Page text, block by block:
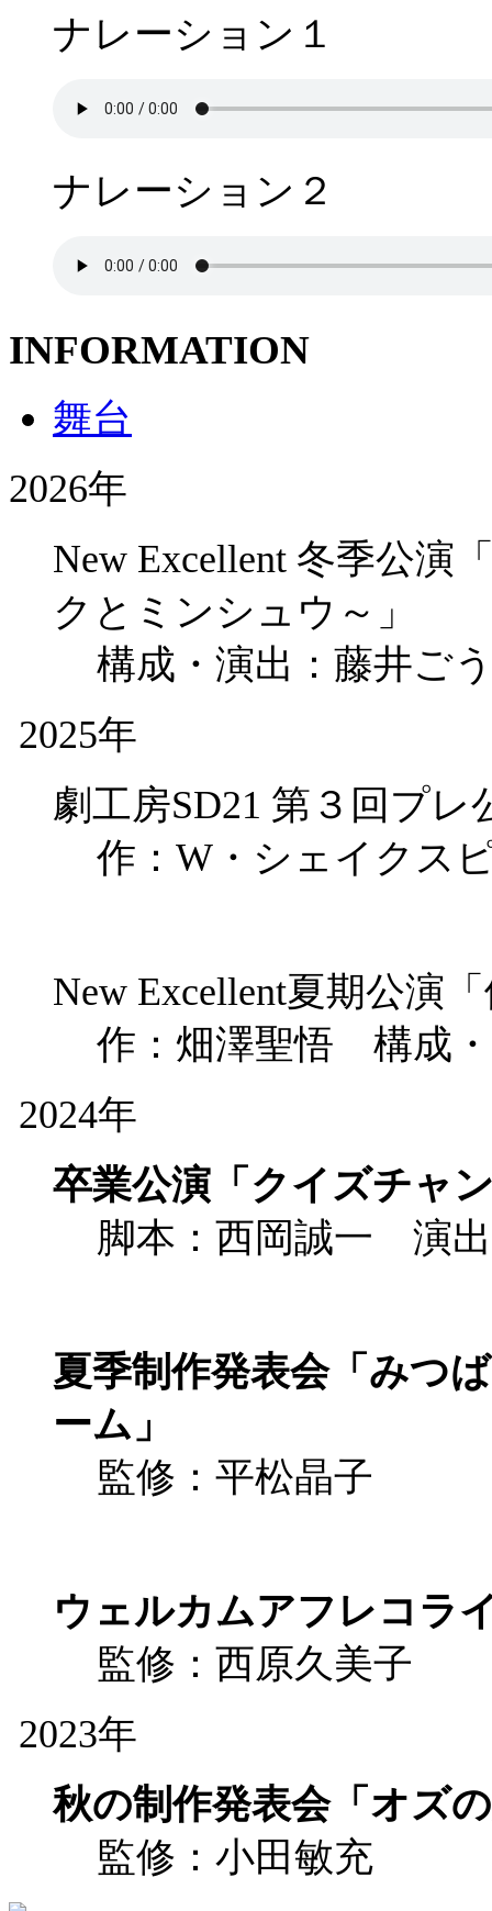
ナレーション１
ナレーション２
INFORMATION
舞台
2026年
New Excellent 冬季公演
クとミンシュウ～」
構成・演出：藤井ご
2025年
劇工房SD21 第３回プ
作：W・シェイクス
New Excellent夏期公演
作：畑澤聖悟 構成
2024年
卒業公演「クイズチャ
脚本：西岡誠一 演
夏季制作発表会「みつ
ーム」
監修：平松晶子
ウェルカムアフレコラ
監修：西原久美子
2023年
秋の制作発表会「オズ
監修：小田敏充